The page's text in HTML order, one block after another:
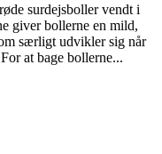
surdejsboller vendt i
giver bollerne en mild,
særligt udvikler sig når
at bage bollerne...